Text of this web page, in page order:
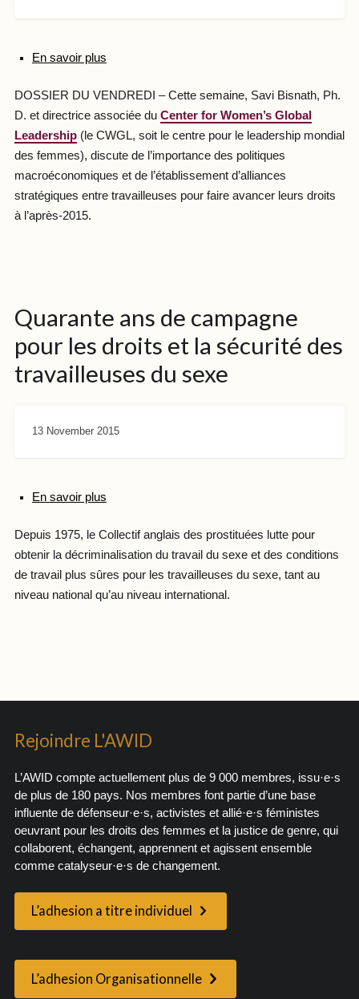
En savoir plus
DOSSIER DU VENDREDI – Cette semaine, Savi Bisnath, Ph.
D. et directrice associée du Center for Women’s Global
Leadership(le CWGL, soit le centre pour le leadership mondial
des femmes), discute de l’importance des politiques
macroéconomiques et de l’établissement d’alliances
stratégiques entre travailleuses pour faire avancer leurs droits
à l’après-2015.
Quarante ans de campagne
pour les droits et la sécurité des
travailleuses du sexe
13 November 2015
En savoir plus
Depuis 1975, le Collectif anglais des prostituées lutte pour
obtenir la décriminalisation du travail du sexe et des conditions
de travail plus sûres pour les travailleuses du sexe, tant au
niveau national qu’au niveau international.
Rejoindre L'AWID
L’AWID compte actuellement plus de 9 000 membres, issu·e·s
de plus de 180 pays. Nos membres font partie d’une base
influente de défenseur·e·s, activistes et allié·e·s féministes
oeuvrant pour les droits des femmes et la justice de genre, qui
collaborent, échangent, apprennent et agissent ensemble
comme catalyseur·e·s de changement.
L’adhesion a titre individuel
L’adhesion Organisationnelle